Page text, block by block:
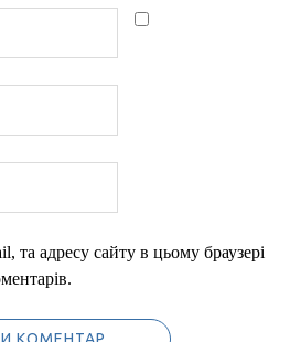
та адресу сайту в цьому браузері